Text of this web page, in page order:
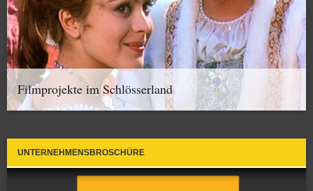
Filmprojekte im Schlösserland
UNTERNEHMENSBROSCHÜRE